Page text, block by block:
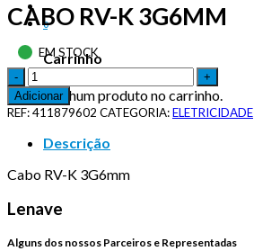
0
Carrinho
Nenhum produto no carrinho.
CABO RV-K 3G6MM
EM STOCK
Adicionar
REF:411879602 CATEGORIA:ELETRICIDADE
Descrição
Cabo RV-K 3G6mm
Lenave
Alguns dos nossos Parceiros e Representadas